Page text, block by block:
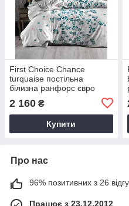
First Сhoice Chance
turquaise постільна
білизна ранфорс євро
2 160 ₴
Купити
Про нас
96% позитивних з 26
Працює з 23.12.2012